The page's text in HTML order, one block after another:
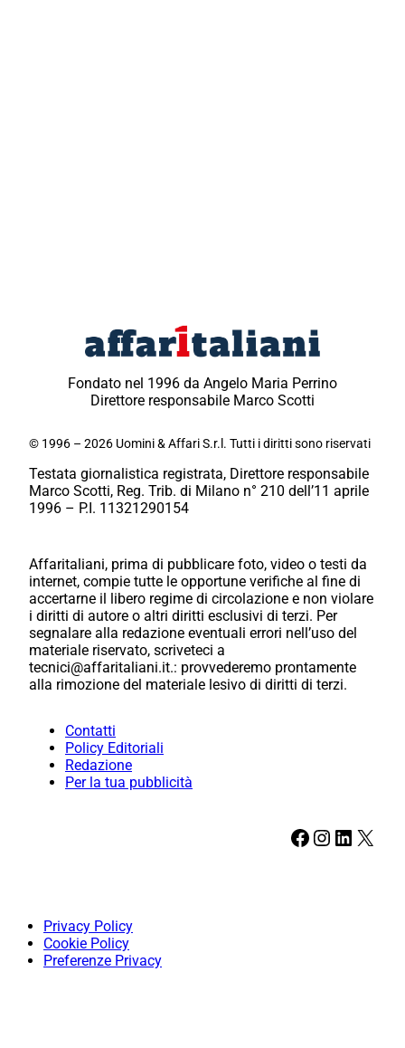
Fondato nel 1996 da Angelo Maria Perrino
Direttore responsabile Marco Scotti
© 1996 – 2026 Uomini & Affari S.r.l. Tutti i diritti sono riservati
Testata giornalistica registrata, Direttore responsabile
Marco Scotti, Reg. Trib. di Milano n° 210 dell’11 aprile
1996 – P.I. 11321290154
Affaritaliani, prima di pubblicare foto, video o testi da
internet, compie tutte le opportune verifiche al fine di
accertarne il libero regime di circolazione e non violare
i diritti di autore o altri diritti esclusivi di terzi. Per
segnalare alla redazione eventuali errori nell’uso del
materiale riservato, scriveteci a
tecnici@affaritaliani.it.: provvederemo prontamente
alla rimozione del materiale lesivo di diritti di terzi.
Contatti
Policy Editoriali
Redazione
Per la tua pubblicità
Facebook Instagram LinkedIn X
Privacy Policy
Cookie Policy
Preferenze Privacy